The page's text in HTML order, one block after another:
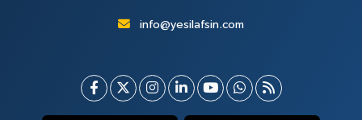
info@yesilafsin.com